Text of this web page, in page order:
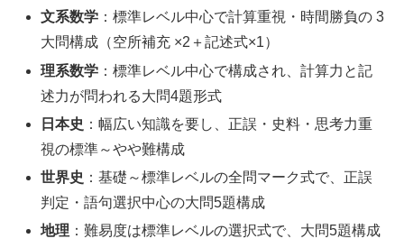
文系数学 ：標準レベル中心で計算重視・時間勝負の 3
大問構成（空所補充 ×2＋記述式×1）
理系数学 ：標準レベル中心で構成され、計算力と記
述力が問われる大問4題形式
日本史 ：幅広い知識を要し、正誤・史料・思考力重
視の標準～やや難構成
世界史 ：基礎～標準レベルの全問マーク式で、正誤
判定・語句選択中心の大問5題構成
地理 ：難易度は標準レベルの選択式で、大問5題構成